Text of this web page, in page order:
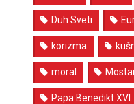
Duh Sveti
korizma
moral
Papa Benedikt XVI.